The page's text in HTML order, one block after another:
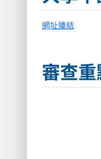
網址連結
審查